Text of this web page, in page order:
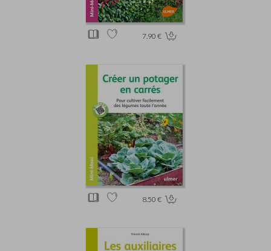
7.90 €
8.50 €